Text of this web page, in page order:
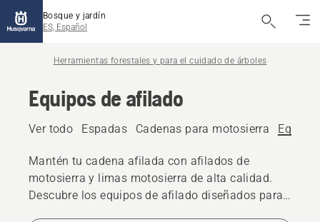
Bosque y jardín
ES, Español
Herramientas forestales y para el cuidado de árboles
Equipos de afilado
Ver todo Espadas Cadenas para motosierra
Mantén tu cadena afilada con afilados de
motosierra y limas motosierra de alta calidad.
Descubre los equipos de afilado diseñados para